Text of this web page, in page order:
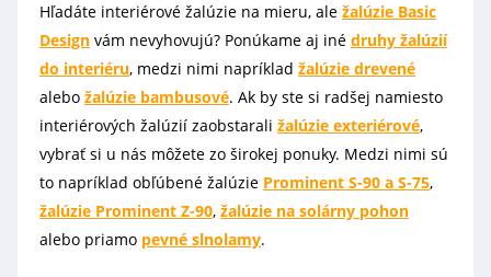
Hľadáte interiérové žalúzie na mieru, ale žalúzie Basic
Design vám nevyhovujú? Ponúkame aj iné druhy žalúzií
do interiéru, medzi nimi napríklad žalúzie drevené
alebo žalúzie bambusové. Ak by ste si radšej namiesto
interiérových žalúzií zaobstarali žalúzie exteriérové,
vybrať si u nás môžete zo širokej ponuky. Medzi nimi sú
to napríklad obľúbené žalúzie Prominent S-90 a S-75,
žalúzie Prominent Z-90, žalúzie na solárny pohon
alebo priamo pevné slnolamy.